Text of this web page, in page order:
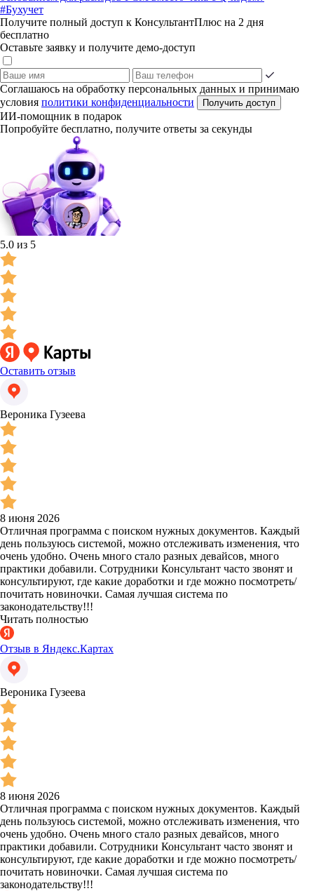
#Бухучет
Получите полный доступ к КонсультантПлюс на 2 дня
бесплатно
Оставьте заявку и получите демо-доступ
Соглашаюсь на обработку персональных данных и принимаю
условия политики конфиденциальности Получить доступ
ИИ-помощник в подарок
Попробуйте бесплатно, получите ответы за секунды
5.0 из 5
Оставить отзыв
Вероника Гузеева
8 июня 2026
Отличная программа с поиском нужных документов. Каждый
день пользуюсь системой, можно отслеживать изменения, что
очень удобно. Очень много стало разных девайсов, много
практики добавили. Сотрудники Консультант часто звонят и
консультируют, где какие доработки и где можно посмотреть/
почитать новиночки. Самая лучшая система по
законодательству!!!
Читать полностью
Отзыв в Яндекс.Картах
Вероника Гузеева
8 июня 2026
Отличная программа с поиском нужных документов. Каждый
день пользуюсь системой, можно отслеживать изменения, что
очень удобно. Очень много стало разных девайсов, много
практики добавили. Сотрудники Консультант часто звонят и
консультируют, где какие доработки и где можно посмотреть/
почитать новиночки. Самая лучшая система по
законодательству!!!